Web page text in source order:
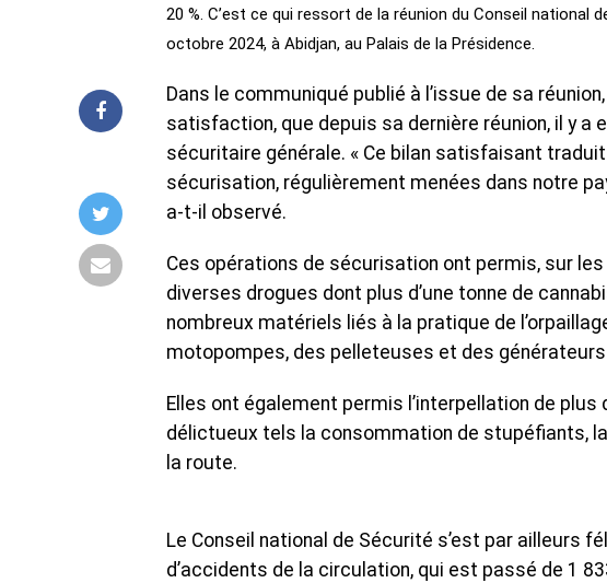
20 %. C’est ce qui ressort de la réunion du Conseil national
octobre 2024, à Abidjan, au Palais de la Présidence.
Dans le communiqué publié à l’issue de sa
satisfaction, que depuis sa dernière réunion, il y
sécuritaire générale. « Ce bilan satisfaisant
sécurisation, régulièrement menées dans notre
a-t-il observé.
Ces opérations de sécurisation ont permis, sur
diverses drogues dont plus d’une tonne de
nombreux matériels liés à la pratique de
motopompes, des pelleteuses et des
Elles ont également permis l’interpellation de
délictueux tels la consommation de stupéfiants,
la route.
Le Conseil national de Sécurité s’est par ailleurs
d’accidents de la circulation, qui est passé de 1